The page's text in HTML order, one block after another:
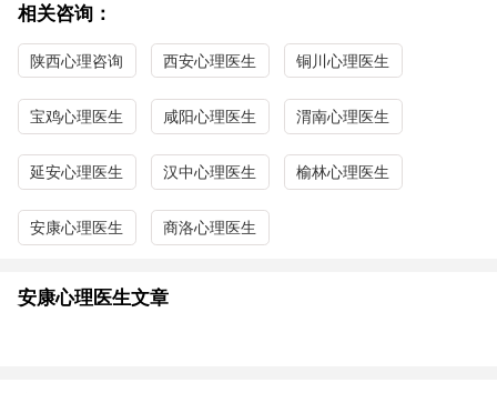
相关咨询：
陕西心理咨询 西安心理医生 铜川心理医生
宝鸡心理医生 咸阳心理医生 渭南心理医生
延安心理医生 汉中心理医生 榆林心理医生
安康心理医生 商洛心理医生
安康心理医生文章